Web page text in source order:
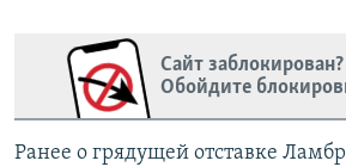
Сайт заблокирован?
Обойдите
Ранее о грядущей отставке